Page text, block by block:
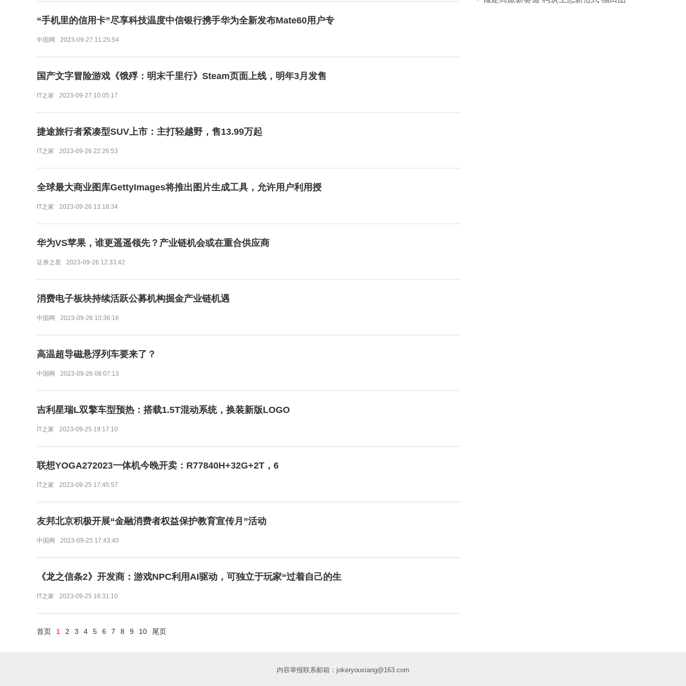
“手机里的信用卡”尽享科技温度中信银行携手华为全新发布Mate60用户专
中国网 2023-09-27 11:25:54
国产文字冒险游戏《饿殍：明末千里行》Steam页面上线，明年3月发售
IT之家 2023-09-27 10:05:17
捷途旅行者紧凑型SUV上市：主打轻越野，售13.99万起
IT之家 2023-09-26 22:26:53
全球最大商业图库GettyImages将推出图片生成工具，允许用户利用授
IT之家 2023-09-26 13:18:34
华为VS苹果，谁更遥遥领先？产业链机会或在重合供应商
证券之星 2023-09-26 12:33:42
消费电子板块持续活跃公募机构掘金产业链机遇
中国网 2023-09-26 10:36:16
高温超导磁悬浮列车要来了？
中国网 2023-09-26 08:07:13
吉利星瑞L双擎车型预热：搭载1.5T混动系统，换装新版LOGO
IT之家 2023-09-25 19:17:10
联想YOGA272023一体机今晚开卖：R77840H+32G+2T，6
IT之家 2023-09-25 17:45:57
友邦北京积极开展“金融消费者权益保护教育宣传月”活动
中国网 2023-09-25 17:43:40
《龙之信条2》开发商：游戏NPC利用AI驱动，可独立于玩家“过着自己的生
IT之家 2023-09-25 16:31:10
首页 1 2 3 4 5 6 7 8 9 10 尾页
内容举报联系邮箱：jokeryouxiang@163.com